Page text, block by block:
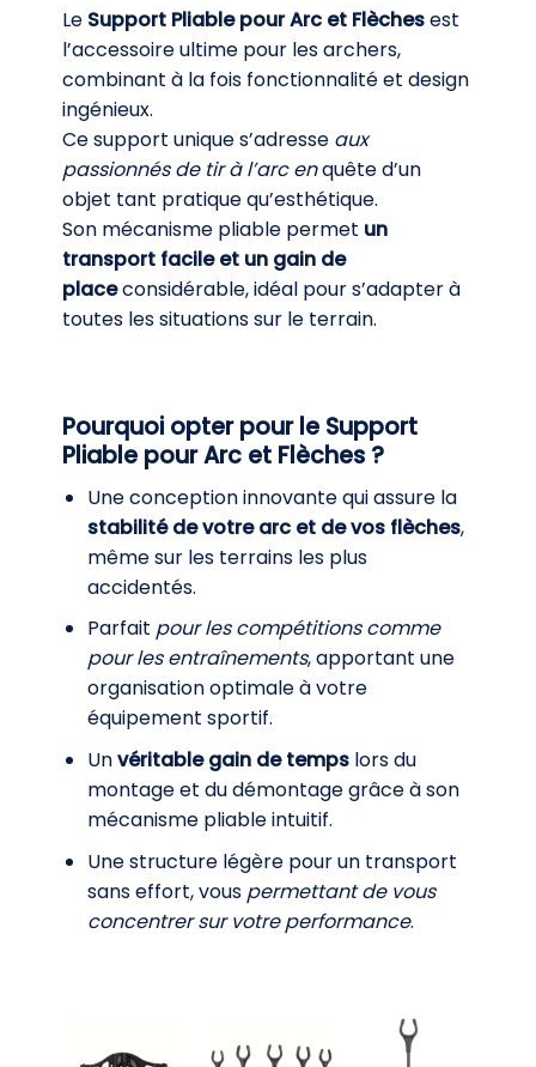
Le Support Pliable pour Arc et Flèchesest
l’accessoire ultime pour les archers,
combinant à la fois fonctionnalité et design
ingénieux.
Ce support unique s’adresse aux
passionnés de tir à l’arc enquête d’un
objet tant pratique qu’esthétique.
Son mécanisme pliable permet un
transport facile et un gain de
placeconsidérable, idéal pour s’adapter à
toutes les situations sur le terrain.
Pourquoi opter pour le Support
Pliable pour Arc et Flèches ?
Une conception innovante qui assure la
stabilité de votre arc et de vos flèches,
même sur les terrains les plus
accidentés.
Parfait pour les compétitions comme
pour les entraînements, apportant une
organisation optimale à votre
équipement sportif.
Unvéritable gain de tempslors du
montage et du démontage grâce à son
mécanisme pliable intuitif.
Une structure légère pour un transport
sans effort, vous permettant de vous
concentrer sur votre performance.